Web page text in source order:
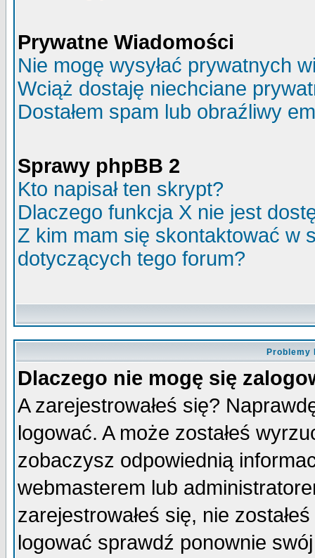
Prywatne Wiadomości
Nie mogę wysyłać prywatnych
Wciąż dostaję niechciane
Dostałem spam lub obraźliwy
Sprawy phpBB 2
Kto napisał ten skrypt?
Dlaczego funkcja X nie jest
Z kim mam się skontaktować w
dotyczących tego forum?
Problemy
Dlaczego nie mogę się
A zarejestrowałeś się?
logować. A może zostałeś
zobaczysz odpowiednią
webmasterem lub
zarejestrowałeś się, nie
logować sprawdź ponownie